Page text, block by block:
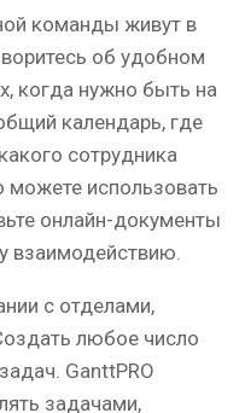
команды живут в
об удобном
когда нужно быть на
календарь, где
сотрудника
можете использовать
онлайн-документы
взаимодействию.
с отделами,
любое число
GanttPRO
задачами,